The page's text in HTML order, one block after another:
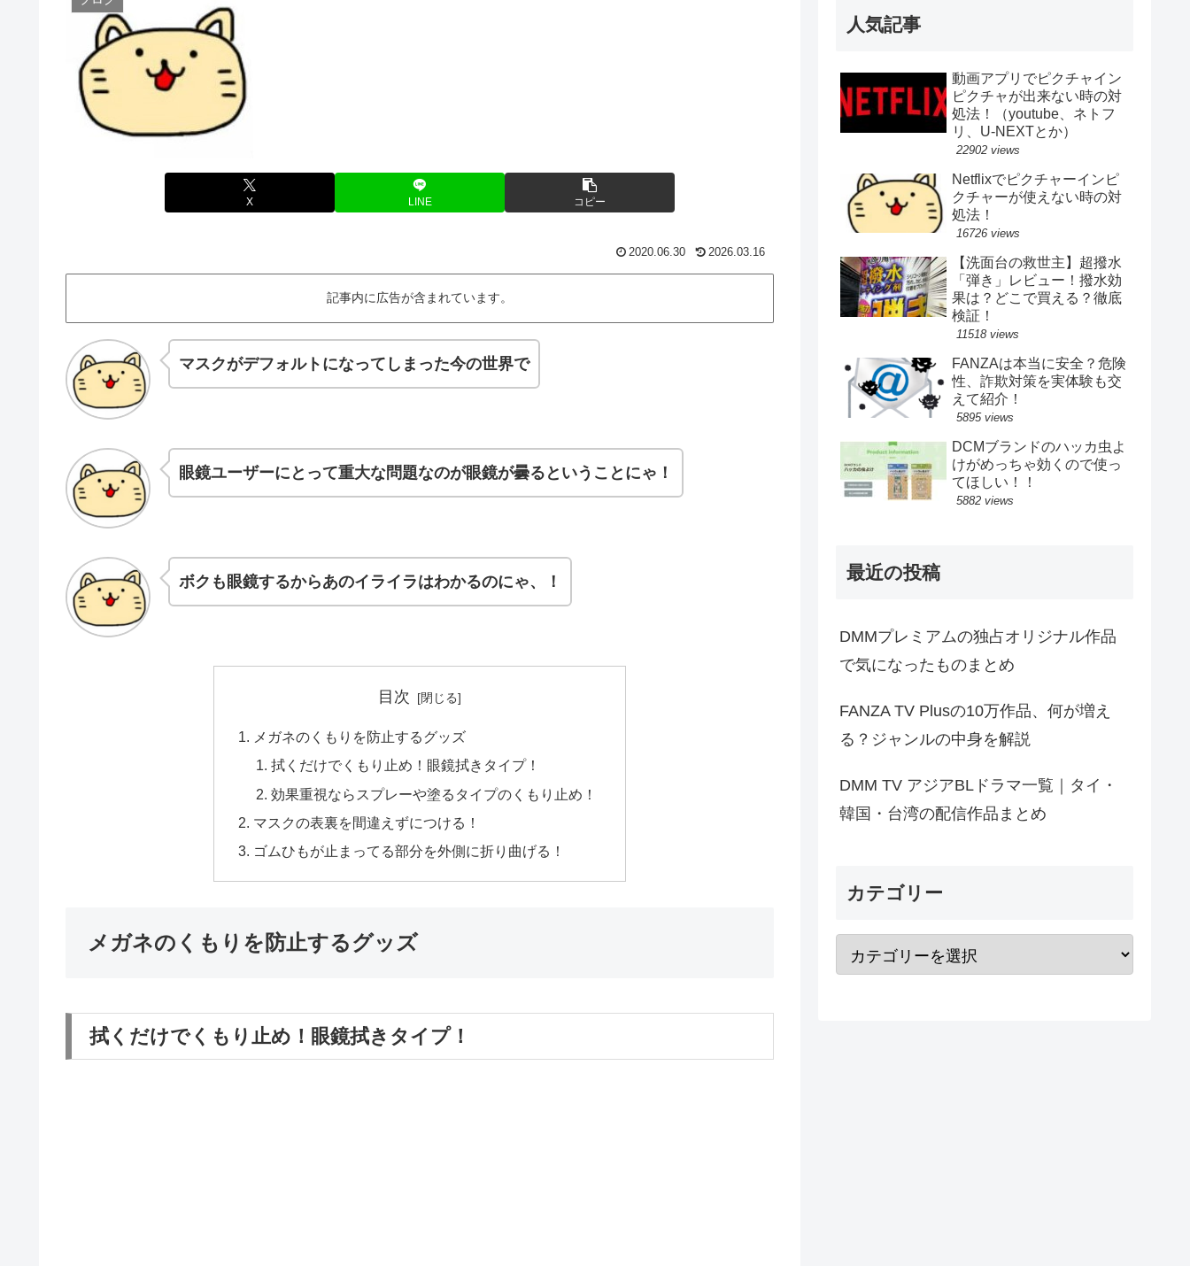
X LINE コピー
2020.06.30 2026.03.16
記事内に広告が含まれています。
マスクがデフォルトになってしまった今の世界で
眼鏡ユーザーにとって重大な問題なのが眼鏡が曇るということにゃ！
ボクも眼鏡するからあのイライラはわかるのにゃ、！
目次
メガネのくもりを防止するグッズ
拭くだけでくもり止め！眼鏡拭きタイプ！
効果重視ならスプレーや塗るタイプのくもり止め！
マスクの表裏を間違えずにつける！
ゴムひもが止まってる部分を外側に折り曲げる！
メガネのくもりを防止するグッズ
拭くだけでくもり止め！眼鏡拭きタイプ！
人気記事
動画アプリでピクチャイン
ピクチャが出来ない時の対
処法！（youtube、ネトフ
リ、U-NEXTとか）
22902 views
Netflixでピクチャーインピ
クチャーが使えない時の対
処法！
16726 views
【洗面台の救世主】超撥水
「弾き」レビュー！撥水効
果は？どこで買える？徹底
検証！
11518 views
FANZAは本当に安全？危険
性、詐欺対策を実体験も交
えて紹介！
5895 views
DCMブランドのハッカ虫よ
けがめっちゃ効くので使っ
てほしい！！
5882 views
最近の投稿
DMMプレミアムの独占オリジナル作品
で気になったものまとめ
FANZA TV Plusの10万作品、何が増え
る？ジャンルの中身を解説
DMM TV アジアBLドラマ一覧｜タイ・
韓国・台湾の配信作品まとめ
カテゴリー